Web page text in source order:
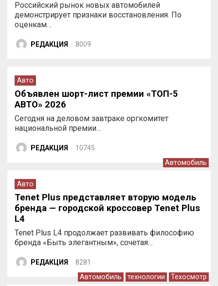
Российский рынок новых автомобилей
демонстрирует признаки восстановления. По
оценкам…
РЕДАКЦИЯ 8009
Авто
Объявлен шорт-лист премии «ТОП-5
АВТО» 2026
Сегодня на деловом завтраке оргкомитет
национальной премии…
РЕДАКЦИЯ 10745
Автомобиль
Авто
Tenet Plus представляет вторую модель
бренда — городской кроссовер Tenet Plus
L4
Tenet Plus L4 продолжает развивать философию
бренда «Быть элегантным», сочетая…
РЕДАКЦИЯ 8281
Автомобиль технологии Техосмотр